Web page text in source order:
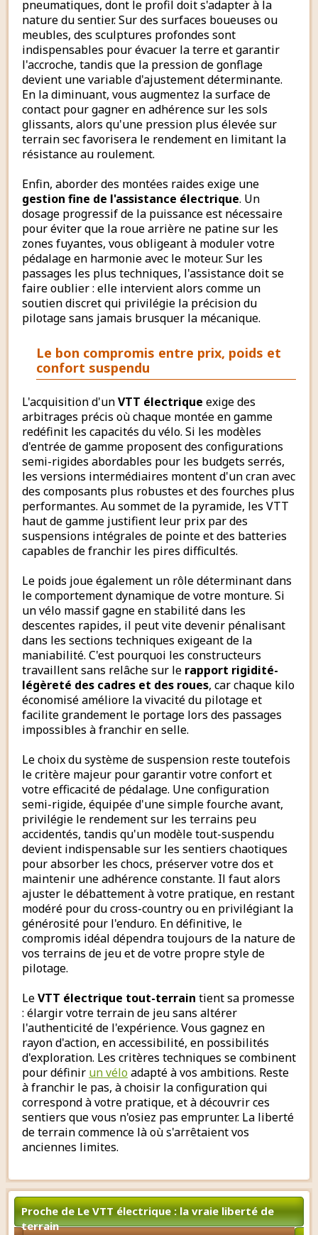
pneumatiques, dont le profil doit s'adapter à la
nature du sentier. Sur des surfaces boueuses ou
meubles, des sculptures profondes sont
indispensables pour évacuer la terre et garantir
l'accroche, tandis que la pression de gonflage
devient une variable d'ajustement déterminante.
En la diminuant, vous augmentez la surface de
contact pour gagner en adhérence sur les sols
glissants, alors qu'une pression plus élevée sur
terrain sec favorisera le rendement en limitant la
résistance au roulement.
Enfin, aborder des montées raides exige une
gestion fine de l'assistance électrique. Un
dosage progressif de la puissance est nécessaire
pour éviter que la roue arrière ne patine sur les
zones fuyantes, vous obligeant à moduler votre
pédalage en harmonie avec le moteur. Sur les
passages les plus techniques, l'assistance doit se
faire oublier : elle intervient alors comme un
soutien discret qui privilégie la précision du
pilotage sans jamais brusquer la mécanique.
Le bon compromis entre prix, poids et
confort suspendu
L'acquisition d'unVTT électrique exige des
arbitrages précis où chaque montée en gamme
redéfinit les capacités du vélo. Si les modèles
d'entrée de gamme proposent des configurations
semi-rigides abordables pour les budgets serrés,
les versions intermédiaires montent d'un cran avec
des composants plus robustes et des fourches plus
performantes. Au sommet de la pyramide, les VTT
haut de gamme justifient leur prix par des
suspensions intégrales de pointe et des batteries
capables de franchir les pires difficultés.
Le poids joue également un rôle déterminant dans
le comportement dynamique de votre monture. Si
un vélo massif gagne en stabilité dans les
descentes rapides, il peut vite devenir pénalisant
dans les sections techniques exigeant de la
maniabilité. C'est pourquoi les constructeurs
travaillent sans relâche sur le rapport rigidité-
légèreté des cadres et des roues, car chaque kilo
économisé améliore la vivacité du pilotage et
facilite grandement le portage lors des passages
impossibles à franchir en selle.
Le choix du système de suspension reste toutefois
le critère majeur pour garantir votre confort et
votre efficacité de pédalage. Une configuration
semi-rigide, équipée d'une simple fourche avant,
privilégie le rendement sur les terrains peu
accidentés, tandis qu'un modèle tout-suspendu
devient indispensable sur les sentiers chaotiques
pour absorber les chocs, préserver votre dos et
maintenir une adhérence constante. Il faut alors
ajuster le débattement à votre pratique, en restant
modéré pour du cross-country ou en privilégiant la
générosité pour l'enduro. En définitive, le
compromis idéal dépendra toujours de la nature de
vos terrains de jeu et de votre propre style de
pilotage.
LeVTT électrique tout-terrain tient sa promesse
: élargir votre terrain de jeu sans altérer
l'authenticité de l'expérience. Vous gagnez en
rayon d'action, en accessibilité, en possibilités
d'exploration. Les critères techniques se combinent
pour définir un véloadapté à vos ambitions. Reste
à franchir le pas, à choisir la configuration qui
correspond à votre pratique, et à découvrir ces
sentiers que vous n'osiez pas emprunter. La liberté
de terrain commence là où s'arrêtaient vos
anciennes limites.
Proche de Le VTT électrique : la vraie liberté de
terrain